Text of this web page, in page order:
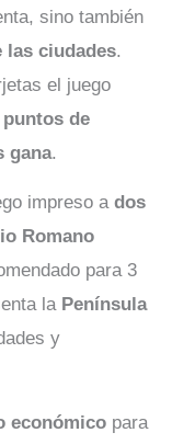
sino también
ciudades.
el juego
puntos de
gana.
impreso a dos
Romano
para 3
la Península
y
económico para